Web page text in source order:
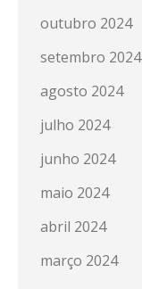
outubro 2024
setembro 2024
agosto 2024
julho 2024
junho 2024
maio 2024
abril 2024
março 2024